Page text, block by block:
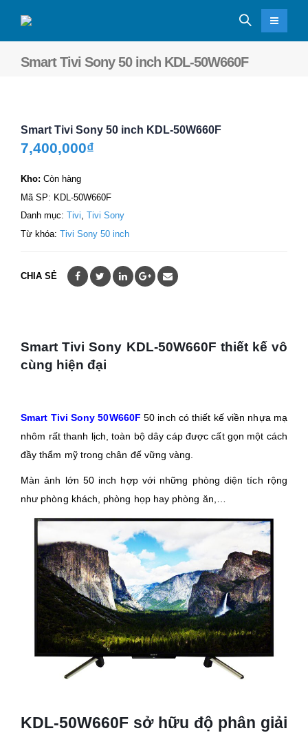
Smart Tivi Sony 50 inch KDL-50W660F
Smart Tivi Sony 50 inch KDL-50W660F
7,400,000₫
Kho: Còn hàng
Mã SP: KDL-50W660F
Danh mục: Tivi, Tivi Sony
Từ khóa: Tivi Sony 50 inch
CHIA SẺ
Smart Tivi Sony KDL-50W660F thiết kế vô
cùng hiện đại
Smart Tivi Sony 50W660F 50 inch có thiết kế viền nhựa mạ
nhôm rất thanh lịch, toàn bộ dây cáp được cất gọn một cách
đầy thẩm mỹ trong chân đế vững vàng.
Màn ảnh lớn 50 inch hợp với những phòng diện tích rộng
như phòng khách, phòng họp hay phòng ăn,…
KDL-50W660F sở hữu độ phân giải